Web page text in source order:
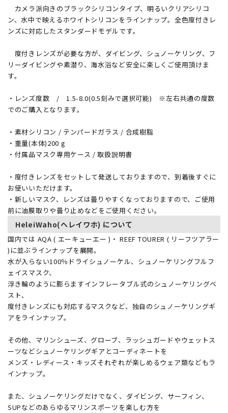
カメラ派向きのブラックシリコンタイプ、明るいクリアシリコ
ン、水中で映えるホワイトシリコンをラインナップ。全色度付きレ
ンズに対応したスタンダードモデルです。
度付きレンズが必要な方が、ダイビング、シュノーケリング、フ
リーダイビングや素潜り、海水浴など安全に楽しくご使用頂けま
す。
・レンズ度数 / 1.5-8.0(0.5刻みで選択可能) ※左右共通の度数
でのご購入となります。
・素材シリコン / テンパードガラス / 合成樹脂
・重量(本体)200 g
・付属品マスク専用ケース / 取扱説明書
・度付きレンズをセットして発送しておりますので、到着後すぐに
お使いいただけます。
・新しいマスク、レンズは曇りやすくなっておりますので、ご使用
前に油膜取りや曇り止めなどをご使用ください。
HeleiWaho(ヘレイワホ) について
国内では AQA ( エーキューエー )・ REEF TOURER ( リーフツアラー
)に並ぶラインナップを展開。
水が入らない100％ドライシュノーケル、シュノーケリングフルフ
ェイスマスク、
浮き輪のように膨らますインフレータブル式のシュノーケリングベ
スト、
度付きレンズにも対応するマスクなど、独自のシュノーケリングギ
アをラインナップ。
その他、マリンシューズ、グローブ、ラッシュガードやウェットス
ーツなどシュノーケリングギアとコーディネートを
メンズ・レディース・キッズそれぞれが楽しめるウェア類などもラ
インナップ。
また、シュノーケリングだけでなく、ダイビング、サーフィン、
SUPなどのあらゆるマリンスポーツを楽しむ方を